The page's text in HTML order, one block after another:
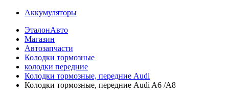
Аккумуляторы
ЭталонАвто
Магазин
Автозапчасти
Колодки тормозные
колодки передние
Колодки тормозные, передние Audi
Колодки тормозные, передние Audi A6 /A8